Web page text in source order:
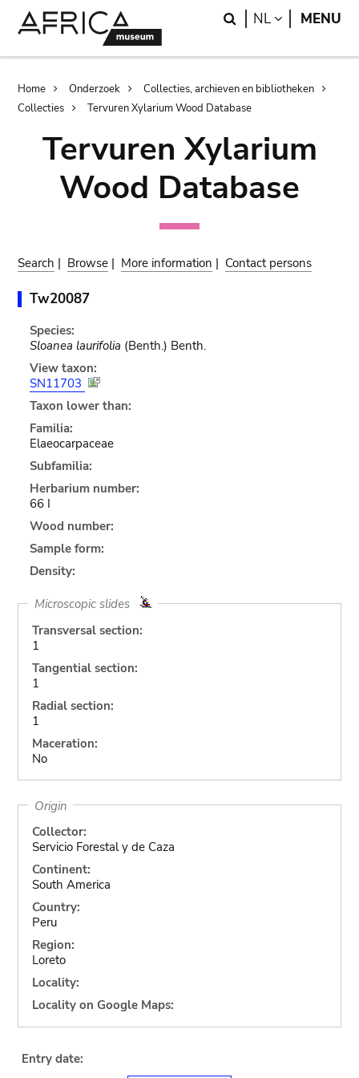
Search
NL LANGUAGE
MENU
Breadcrumb
Home Onderzoek
Collecties, archieven en bibliotheken
Collecties
Tervuren Xylarium Wood Database
Tervuren Xylarium
Wood Database
Search | Browse | More information | Contact persons
Tw20087
Species:
Sloanea laurifolia (Benth.) Benth.
View taxon:
SN11703
Taxon lower than:
Familia:
Elaeocarpaceae
Subfamilia:
Herbarium number:
66 I
Wood number:
Sample form:
Density:
Microscopic slides
Transversal section:
1
Tangential section:
1
Radial section:
1
Maceration:
No
Origin
Collector:
Servicio Forestal y de Caza
Continent:
South America
Country:
Peru
Region:
Loreto
Locality:
Locality on Google Maps:
Entry date: